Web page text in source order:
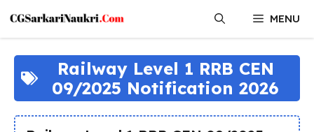
content
MENU
Railway Level 1 RRB CEN
09/2025 Notification 2026